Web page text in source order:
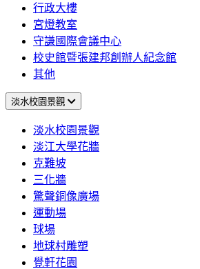
行政大樓
宮燈教室
守謙國際會議中心
校史館暨張建邦創辦人紀念館
其他
淡水校園景觀
淡水校園景觀
淡江大學花牆
克難坡
三化牆
驚聲銅像廣場
運動場
球場
地球村雕塑
覺軒花園